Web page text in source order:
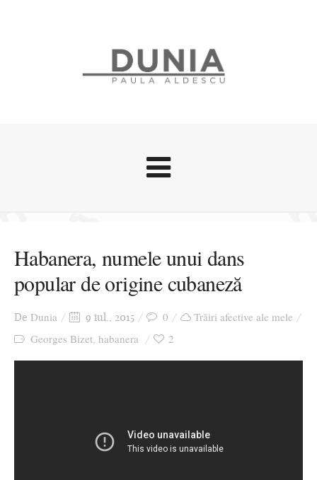
Stari afective
Zice Dunia
Călătorii
Cursuri povestite
Ziua culorii
Habanera, numele unui dans
popular de origine cubaneză
De Dunia 9 iul., 2015 0
Trăiri afective ale mele
Georges Bizet, habanera 2